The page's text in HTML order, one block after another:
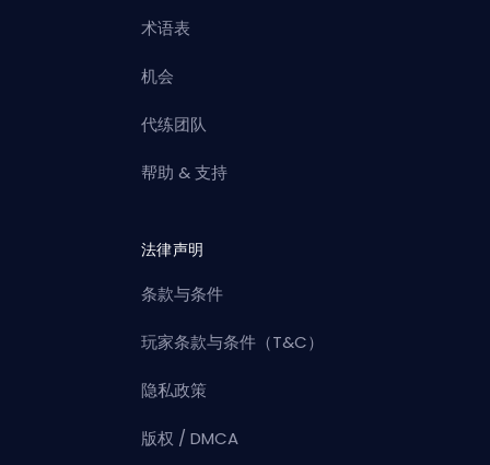
术语表
机会
代练团队
帮助 & 支持
法律声明
条款与条件
玩家条款与条件（T&C）
隐私政策
版权 / DMCA